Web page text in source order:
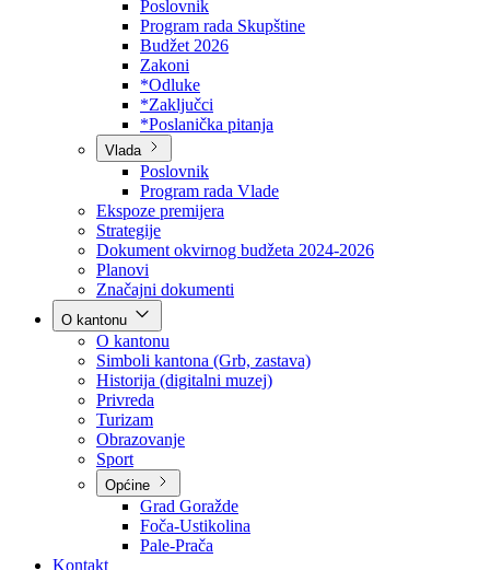
Skupština
Poslovnik
Program rada Skupštine
Budžet 2026
Zakoni
*Odluke
*Zaključci
*Poslanička pitanja
Vlada
Poslovnik
Program rada Vlade
Ekspoze premijera
Strategije
Dokument okvirnog budžeta 2024-2026
Planovi
Značajni dokumenti
O kantonu
O kantonu
Simboli kantona (Grb, zastava)
Historija (digitalni muzej)
Privreda
Turizam
Obrazovanje
Općine